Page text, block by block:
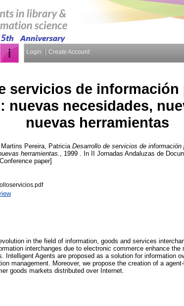
Login Create Account
servicios de información
nuevas necesidades,
nuevas herramientas
Martins Pereira, Patricia Desarrollo de servicios de
herramientas.
, 1999 . In II Jornadas Andaluzas de
paper]
in the field of information, goods and services
interchanges due to electronic commerce enhance the
Intelligent Agents are proposed as a solution for information
management. Moreover, we propose the creation of a
goods markets distributed over Internet.